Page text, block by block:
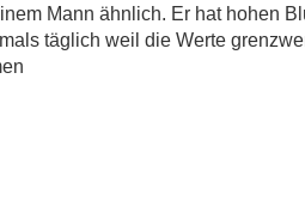
Mann ähnlich. Er hat hohen
täglich weil die Werte